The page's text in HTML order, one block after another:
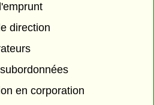
direction
en corporation